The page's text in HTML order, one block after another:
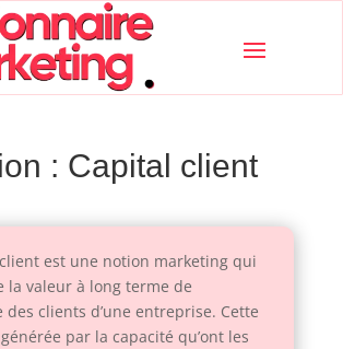
: Capital client
est une notion marketing qui
la valeur à long terme de
des clients d’une entreprise. Cette
par la capacité qu’ont les